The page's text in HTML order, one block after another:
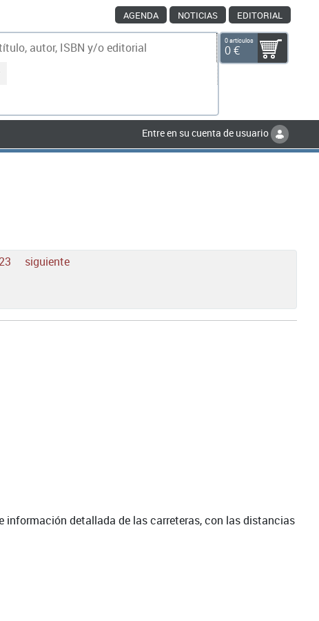
AGENDA NOTICIAS EDITORIAL
0 artículos
0 €
Entre en su cuenta de usuario
23 siguiente
detallada de las carreteras, con las distancias